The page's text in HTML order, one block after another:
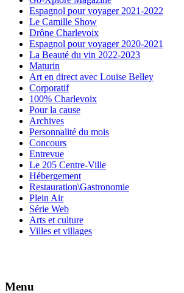
Espagnol pour voyager 2021-2022
Le Camille Show
Drône Charlevoix
Espagnol pour voyager 2020-2021
La Beauté du vin 2022-2023
Maturin
Art en direct avec Louise Belley
Corporatif
100% Charlevoix
Pour la cause
Archives
Personnalité du mois
Concours
Entrevue
Le 205 Centre-Ville
Hébergement
Restauration\Gastronomie
Plein Air
Série Web
Arts et culture
Villes et villages
Menu